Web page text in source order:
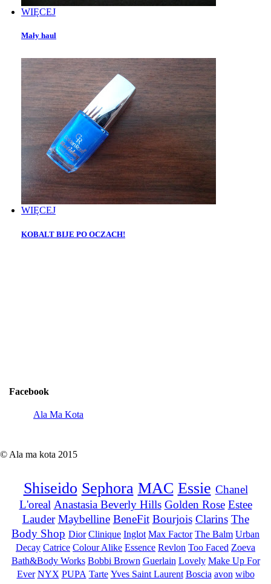
WIĘCEJ
Mały haul
WIĘCEJ
KOBALT BIJE PO OCZACH!
Facebook
Ala Ma Kota
© Ala ma kota 2015
Shiseido Sephora MAC Essie Chanel
L'oreal Anastasia Beverly Hills Golden Rose Estee
Lauder Maybelline BeneFit Bourjois Clarins The
Body Shop Dior Clinique Inglot Max Factor The Balm Urban
Decay Catrice Colour Alike Essence Revlon Too Faced Zoeva
Bath&Body Works Bobbi Brown Guerlain Lovely Make Up For
Ever NYX PUPA Tarte Yves Saint Laurent Boscia avon wibo